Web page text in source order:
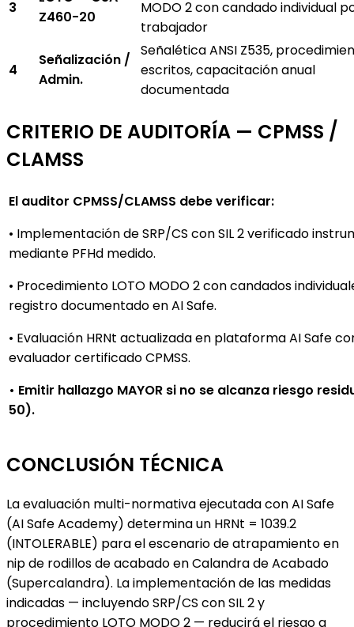
3
Z460-20
MODO 2 con candado individual
trabajador
4
Señalización /
Admin.
Señalética ANSI Z535,
escritos, capacitación anual
documentada
CRITERIO DE AUDITORÍA — CPMSS /
CLAMSS
El auditor CPMSS/CLAMSS debe verificar:
• Implementación de SRP/CS con SIL 2 verificado
mediante PFHd medido.
• Procedimiento LOTO MODO 2 con candados
registro documentado en AI Safe.
• Evaluación HRNt actualizada en plataforma AI Safe
evaluador certificado CPMSS.
• Emitir hallazgo MAYOR si no se alcanza riesgo
50).
CONCLUSIÓN TÉCNICA
La evaluación multi-normativa ejecutada con AI Safe
(AI Safe Academy) determina un HRNt = 1039.2
(INTOLERABLE) para el escenario de atrapamiento en
nip de rodillos de acabado en Calandra de Acabado
(Supercalandra). La implementación de las medidas
indicadas — incluyendo SRP/CS con SIL 2 y
procedimiento LOTO MODO 2 — reducirá el riesgo a